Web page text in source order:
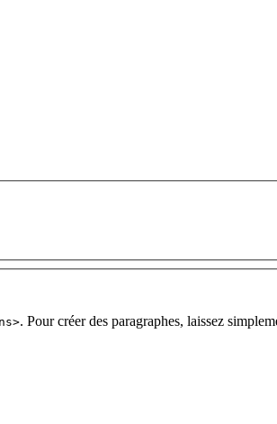
. Pour créer des paragraphes, laissez